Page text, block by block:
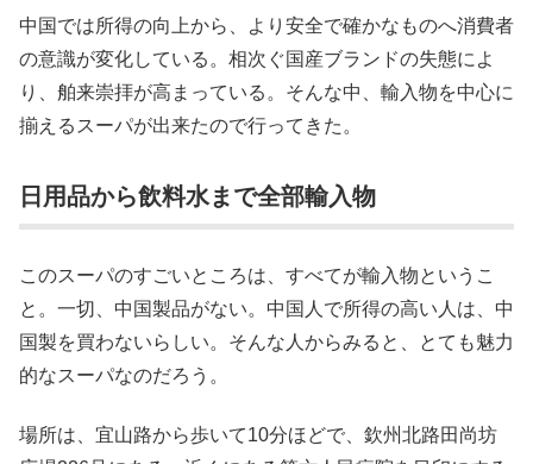
中国では所得の向上から、より安全で確かなものへ消費者
の意識が変化している。相次ぐ国産ブランドの失態によ
り、舶来崇拝が高まっている。そんな中、輸入物を中心に
揃えるスーパが出来たので行ってきた。
日用品から飲料水まで全部輸入物
このスーパのすごいところは、すべてが輸入物というこ
と。一切、中国製品がない。中国人で所得の高い人は、中
国製を買わないらしい。そんな人からみると、とても魅力
的なスーパなのだろう。
場所は、宜山路から歩いて10分ほどで、欽州北路田尚坊